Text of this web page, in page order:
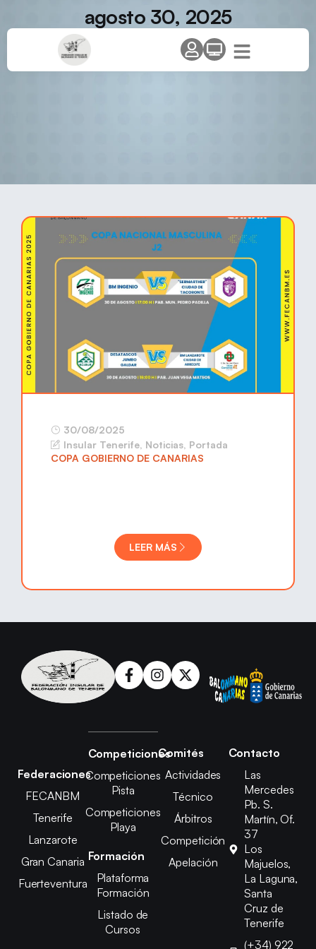
agosto 30, 2025
30/08/2025
Insular Tenerife, Noticias, Portada
COPA GOBIERNO DE CANARIAS
LEER MÁS
Federaciones
FECANBM
Tenerife
Lanzarote
Gran Canaria
Fuerteventura
Competiciones
Competiciones
Pista
Competiciones
Playa
Formación
Plataforma
Formación
Listado de
Cursos
Comités
Actividades
Técnico
Árbitros
Competición
Apelación
Contacto
Las
Mercedes
Pb. S.
Martín, Of.
37
Los
Majuelos,
La Laguna,
Santa
Cruz de
Tenerife
(+34) 922